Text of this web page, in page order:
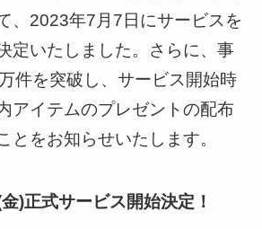
、2023年7月7日にサービスを
定いたしました。さらに、事
件を突破し、サービス開始時
アイテムのプレゼントの配布
とをお知らせいたします。
)正式サービス開始決定！